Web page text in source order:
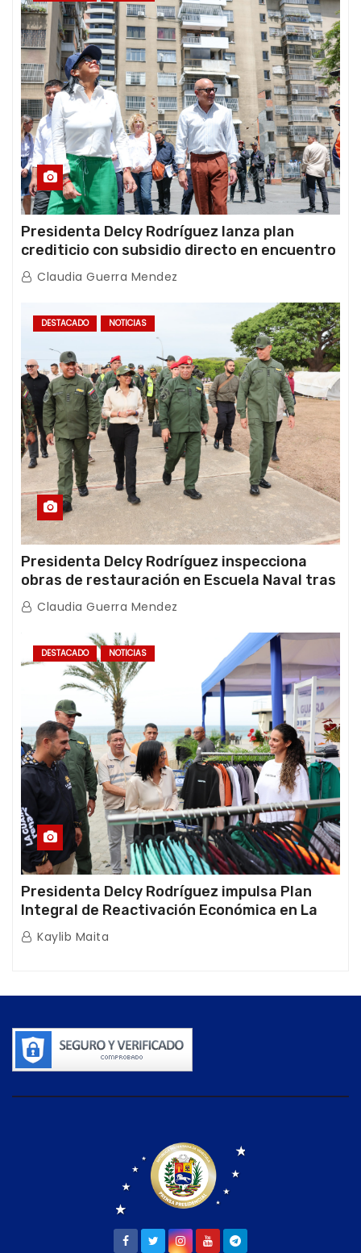
Presidenta Delcy Rodríguez lanza plan
crediticio con subsidio directo en encuentro
con Juntas de Condominio
Claudia Guerra Mendez
DESTACADO NOTICIAS
Presidenta Delcy Rodríguez inspecciona
obras de restauración en Escuela Naval tras
afectaciones sísmicas en La Guaira
Claudia Guerra Mendez
DESTACADO NOTICIAS
Presidenta Delcy Rodríguez impulsa Plan
Integral de Reactivación Económica en La
Guaira
Kaylib Maita